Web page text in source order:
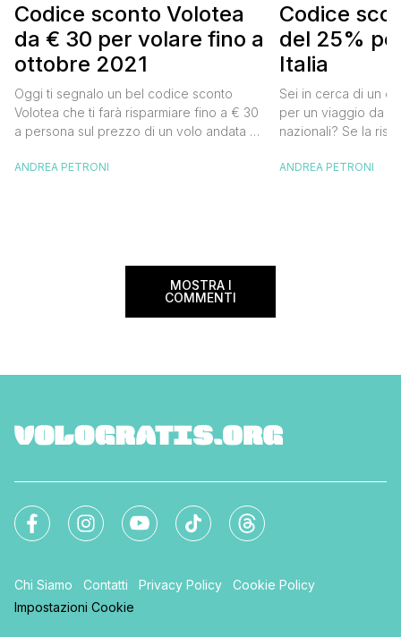
Codice sconto Volotea
da € 30 per volare fino a
ottobre 2021
Oggi ti segnalo un bel codice sconto
Volotea che ti farà risparmiare fino a € 30
a persona sul prezzo di un volo andata e
15 a tratta, che diventano € 30 su un volo
ANDREA PETRONI
Codice
del 25%
Italia
Sei in cerca di un
per un viaggio da
nazionali? Se la
Alitalia per l’Italia.
ANDREA PETRONI
MOSTRA I
COMMENTI
Chi Siamo Contatti Privacy Policy
Cookie Policy
Impostazioni Cookie